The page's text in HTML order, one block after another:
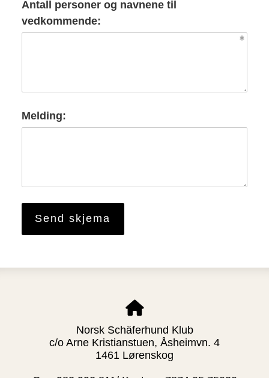
Antall personer og navnene til
vedkommende:
Melding:
Norsk Schäferhund Klub
c/o Arne Kristianstuen, Åsheimvn. 4
1461 Lørenskog